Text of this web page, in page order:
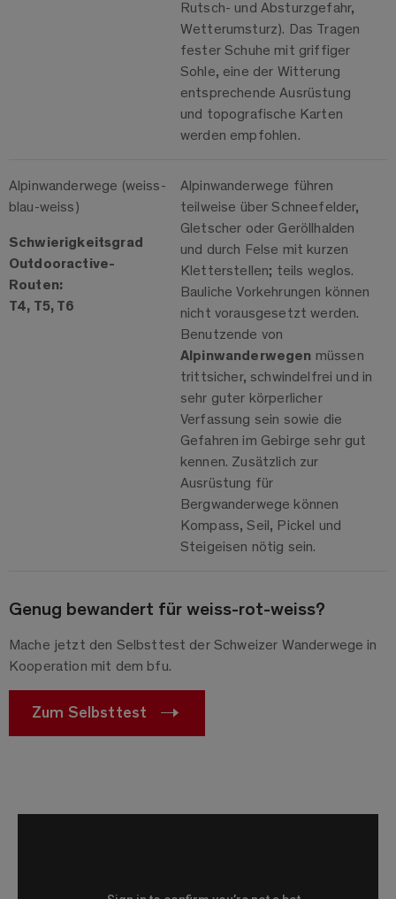
Rutsch- und Absturzgefahr,
Wetterumsturz). Das Tragen
fester Schuhe mit griffiger
Sohle, eine der Witterung
entsprechende Ausrüstung
und topografische Karten
werden empfohlen.
Alpinwanderwege (weiss-
blau-weiss)
Schwierigkeitsgrad
Outdooractive-
Routen:
T4, T5, T6
Alpinwanderwege führen
teilweise über Schneefelder,
Gletscher oder Geröllhalden
und durch Felse mit kurzen
Kletterstellen; teils weglos.
Bauliche Vorkehrungen können
nicht vorausgesetzt werden.
Benutzende von
Alpinwanderwegen müssen
trittsicher, schwindelfrei und in
sehr guter körperlicher
Verfassung sein sowie die
Gefahren im Gebirge sehr gut
kennen. Zusätzlich zur
Ausrüstung für
Bergwanderwege können
Kompass, Seil, Pickel und
Steigeisen nötig sein.
Genug bewandert für weiss-rot-weiss?
Mache jetzt den Selbsttest der Schweizer Wanderwege in
Kooperation mit dem bfu.
Zum Selbsttest